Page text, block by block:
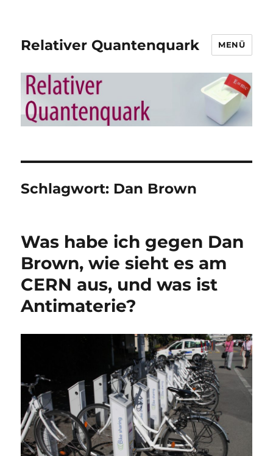
Relativer Quantenquark MENÜ
Schlagwort: Dan Brown
Was habe ich gegen Dan
Brown, wie sieht es am
CERN aus, und was ist
Antimaterie?